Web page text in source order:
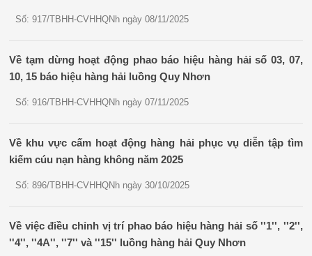
Số: 917/TBHH-CVHHQNh ngày 08/11/2025
Về tạm dừng hoạt động phao báo hiệu hàng hải số 03, 07,
10, 15 báo hiệu hàng hải luồng Quy Nhơn
Số: 916/TBHH-CVHHQNh ngày 07/11/2025
Về khu vực cấm hoạt động hàng hải phục vụ diễn tập tìm
kiếm cúu nạn hàng không năm 2025
Số: 896/TBHH-CVHHQNh ngày 30/10/2025
Về việc điều chỉnh vị trí phao báo hiệu hàng hải số ''1'', ''2'',
''4'', ''4A'', ''7'' và ''15'' luồng hàng hải Quy Nhơn